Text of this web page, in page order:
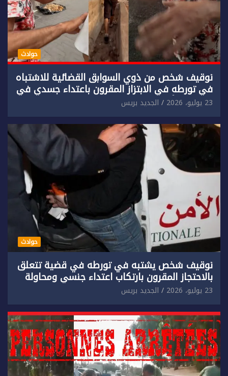
حوادث
توقيف شخص من ذوي السوابق القضائية للاشتباه
في تورطه في الابتزاز المقرون باعتداء جسدي في
حق سائح أجنبي.
23 يوليو، 2026 الجديد بريس
حوادث
توقيف شخص يشتبه في تورطه في قضية تتعلق
بالاحتجاز المقرون بارتكاب اعتداء جنسي ومحاولة
إضرام النار عمدا.
23 يوليو، 2026 الجديد بريس